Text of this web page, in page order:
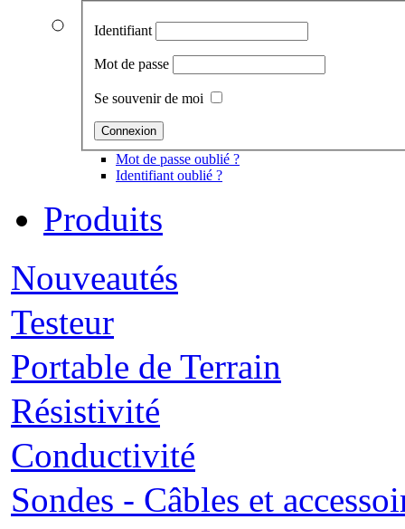
Identifiant
Mot de passe
Se souvenir de moi
Mot de passe oublié ?
Identifiant oublié ?
Produits
Nouveautés
Testeur
Portable de Terrain
Résistivité
Conductivité
Sondes - Câbles et